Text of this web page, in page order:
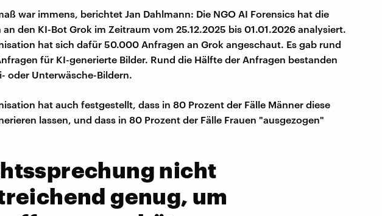
war immens, berichtet Jan Dahlmann: Die NGO AI Forensics hat die
an den KI-Bot Grok im Zeitraum vom 25.12.2025 bis 01.01.2026 analysiert.
hat sich dafür 50.000 Anfragen an Grok angeschaut. Es gab rund
für KI-generierte Bilder. Rund die Hälfte der Anfragen bestanden
oder Unterwäsche-Bildern.
hat auch festgestellt, dass in 80 Prozent der Fälle Männer diese
lassen, und dass in 80 Prozent der Fälle Frauen "ausgezogen"
nicht
genug, um